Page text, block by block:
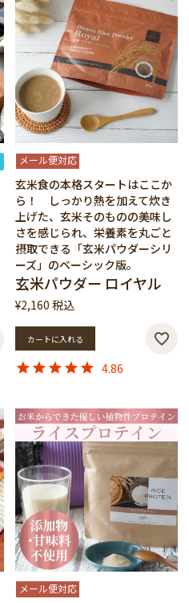
メール便対応
玄米食の本格スタートはここか
ら！ しっかり熱を加えて炊き
上げた、玄米そのものの美味し
さを感じられ、栄養素を丸ごと
摂取できる「玄米パウダーシリ
ーズ」のベーシック版。
玄米パウダー ロイヤル
¥2,160 税込
カートに入れる
4.86
メール便対応